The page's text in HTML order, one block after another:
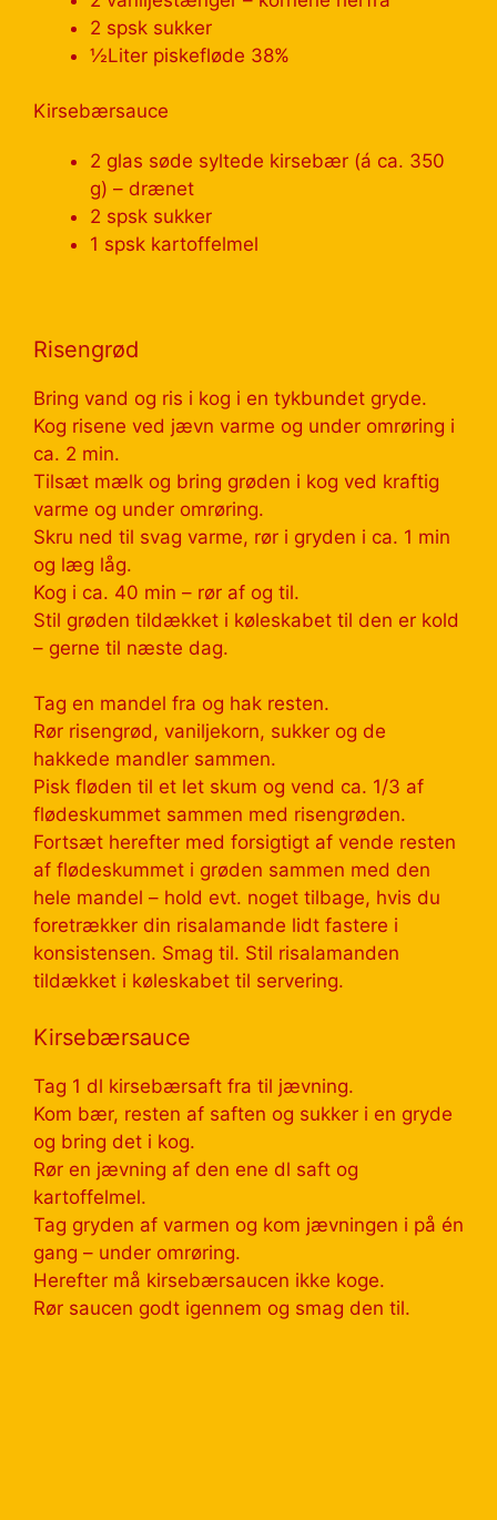
2 spsk sukker
½Liter piskefløde 38%
Kirsebærsauce
2 glas søde syltede kirsebær (á ca. 350
g) – drænet
2 spsk sukker
1 spsk kartoffelmel
Risengrød
Bring vand og ris i kog i en tykbundet gryde.
Kog risene ved jævn varme og under omrøring i
ca. 2 min.
Tilsæt mælk og bring grøden i kog ved kraftig
varme og under omrøring.
Skru ned til svag varme, rør i gryden i ca. 1 min
og læg låg.
Kog i ca. 40 min – rør af og til.
Stil grøden tildækket i køleskabet til den er kold
– gerne til næste dag.
Tag en mandel fra og hak resten.
Rør risengrød, vaniljekorn, sukker og de
hakkede mandler sammen.
Pisk fløden til et let skum og vend ca. 1/3 af
flødeskummet sammen med risengrøden.
Fortsæt herefter med forsigtigt af vende resten
af flødeskummet i grøden sammen med den
hele mandel – hold evt. noget tilbage, hvis du
foretrækker din risalamande lidt fastere i
konsistensen. Smag til. Stil risalamanden
tildækket i køleskabet til servering.
Kirsebærsauce
Tag 1 dl kirsebærsaft fra til jævning.
Kom bær, resten af saften og sukker i en gryde
og bring det i kog.
Rør en jævning af den ene dl saft og
kartoffelmel.
Tag gryden af varmen og kom jævningen i på én
gang – under omrøring.
Herefter må kirsebærsaucen ikke koge.
Rør saucen godt igennem og smag den til.